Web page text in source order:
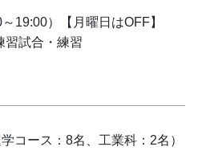
19:00）【月曜日はOFF】
習試合・練習
コース：8名、工業科：2名）